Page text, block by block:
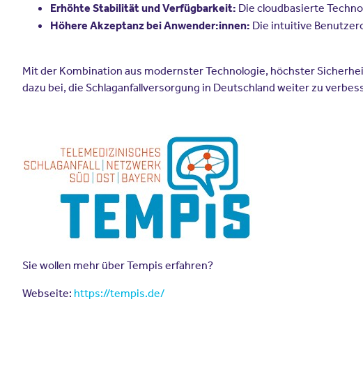
Erhöhte Stabilität und Verfügbarkeit: Die cloudbasierte
Höhere Akzeptanz bei Anwender:innen: Die intuitive
Mit der Kombination aus modernster Technologie, höchster
dazu bei, die Schlaganfallversorgung in Deutschland weiter zu
Sie wollen mehr über Tempis erfahren?
Webseite: https://tempis.de/